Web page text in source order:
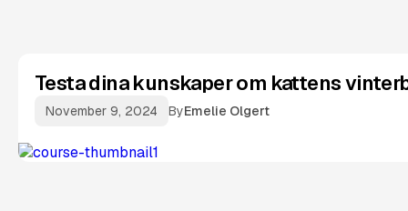
Testa dina kunskaper om kattens
November 9, 2024 ByEmelie Olgert